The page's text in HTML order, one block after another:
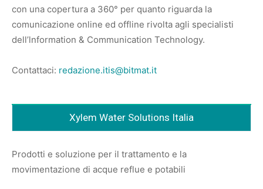
con una copertura a 360° per quanto riguarda la
comunicazione online ed offline rivolta agli specialisti
dell’lnformation & Communication Technology.
Contattaci: redazione.itis@bitmat.it
Xylem Water Solutions Italia
Prodotti e soluzione per il trattamento e la
movimentazione di acque reflue e potabili